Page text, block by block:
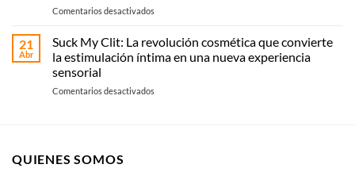
en
Sexualité
práctica
tipo
Comentarios desactivados
historia
de
Womanizer
al
21
Abr
Suck My Clit: La revolución cosmética que convierte
la estimulación íntima en una nueva experiencia
sensorial
Comentarios desactivados
QUIENES SOMOS